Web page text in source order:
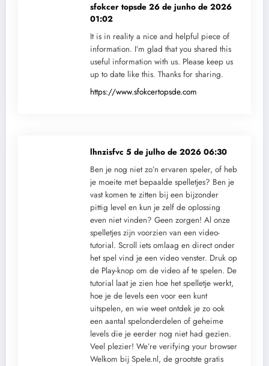
sfokcer topsde 26 de junho de 2026
01:02
It is in reality a nice and helpful piece of
information. I’m glad that you shared this
useful information with us. Please keep us
up to date like this. Thanks for sharing.
https://www.sfokcertopsde.com
lhnzisfvc 5 de julho de 2026 06:30
Ben je nog niet zo’n ervaren speler, of heb
je moeite met bepaalde spelletjes? Ben je
vast komen te zitten bij een bijzonder
pittig level en kun je zelf de oplossing
even niet vinden? Geen zorgen! Al onze
spelletjes zijn voorzien van een video-
tutorial. Scroll iets omlaag en direct onder
het spel vind je een video venster. Druk op
de Play-knop om de video af te spelen. De
tutorial laat je zien hoe het spelletje werkt,
hoe je de levels een voor een kunt
uitspelen, en wie weet ontdek je zo ook
een aantal spelonderdelen of geheime
levels die je eerder nog niet had gezien.
Veel plezier! We’re verifying your browser
Welkom bij Spele.nl, de grootste gratis